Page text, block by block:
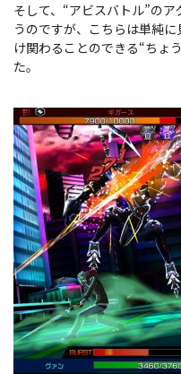
そして、“アビスバトル”の
うのですが、こちらは単純
け関わることのできる“ちょ
た。